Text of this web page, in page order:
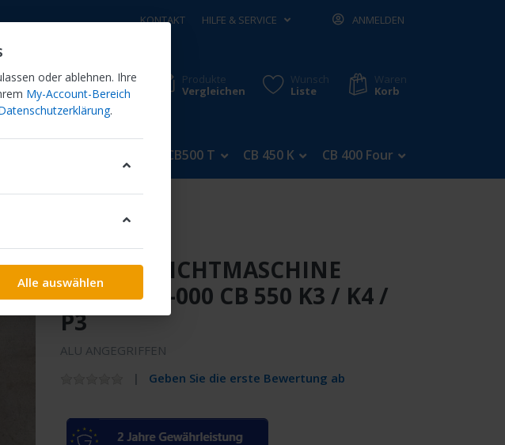
KONTAKT HILFE & SERVICE ANMELDEN
Produkte
Vergleichen
Wunsch
Liste
Waren
Korb
CB500 T CB 450 K CB 400 Four
/ K4 / P3
Honda
DECKEL, LICHTMASCHINE
11631-404-000 CB 550 K3 / K4 /
P3
ALU ANGEGRIFFEN
Geben Sie die erste Bewertung ab
oder ablehnen. Ihre
My-Account-Bereich
.
Alle auswählen